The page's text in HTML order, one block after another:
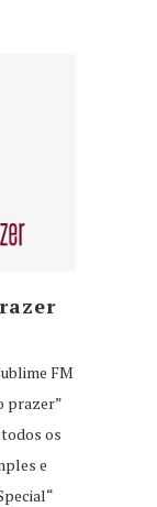
FM
prazer”
os
e